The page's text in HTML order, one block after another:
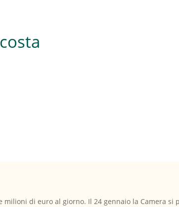
milioni di euro al giorno. Il 24 gennaio la Camera si